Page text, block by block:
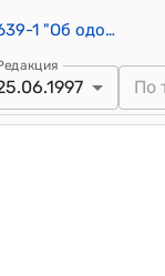
Постановление СНП Жогорку Кенеша КР от 25 июня 1997 года П N 639-1 "Об одобрении Закона Кыргызской Республики "Об амнистии некоторых категорий больных и лиц, осужденных по статьям 128, 129 Уголовного кодекса Кыргызской Республики"